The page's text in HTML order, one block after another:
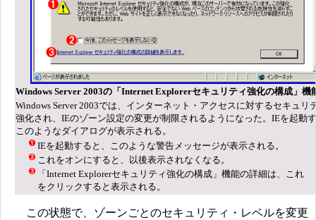
Windows Server 2003の「Internet Explorerセキュリティ強化の構成」機
Windows Server 2003では、インターネット・アクセスに対するセキュリ
強化され、IEのゾーン設定の変更が制限されるようになった。IEを起動
このようなダイアログが表示される。
IEを起動すると、このような警告メッセージが表示される。
これをオンにすると、以後表示されなくなる。
「Internet Explorerセキュリティ強化の構成」機能の詳細は、これ
をクリックすると表示される。
この状態で、ゾーンごとのセキュリティ・レベルを変更